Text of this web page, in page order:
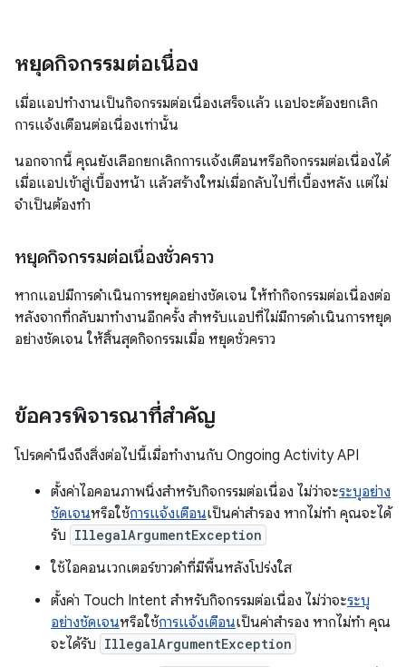
หยุดกิจกรรมต่อเนื่อง
เมื่อแอปทำงานเป็นกิจกรรมต่อเนื่องเสร็จแล้ว แอปจะต้องยกเลิก
การแจ้งเตือนต่อเนื่องเท่านั้น
นอกจากนี้ คุณยังเลือกยกเลิกการแจ้งเตือนหรือกิจกรรมต่อเนื่องได้
เมื่อแอปเข้าสู่เบื้องหน้า แล้วสร้างใหม่เมื่อกลับไปที่เบื้องหลัง แต่ไม่
จำเป็นต้องทำ
หยุดกิจกรรมต่อเนื่องชั่วคราว
หากแอปมีการดำเนินการหยุดอย่างชัดเจน ให้ทำกิจกรรมต่อเนื่องต่อ
หลังจากที่กลับมาทำงานอีกครั้ง สำหรับแอปที่ไม่มีการดำเนินการหยุด
อย่างชัดเจน ให้สิ้นสุดกิจกรรมเมื่อ หยุดชั่วคราว
ข้อควรพิจารณาที่สำคัญ
โปรดคำนึงถึงสิ่งต่อไปนี้เมื่อทำงานกับ Ongoing Activity API
ตั้งค่าไอคอนภาพนิ่งสำหรับกิจกรรมต่อเนื่อง ไม่ว่าจะระบุอย่าง
ชัดเจนหรือใช้การแจ้งเตือนเป็นค่าสำรอง หากไม่ทำ คุณจะได้
รับ IllegalArgumentException
ใช้ไอคอนเวกเตอร์ขาวดำที่มีพื้นหลังโปร่งใส
ตั้งค่า Touch Intent สำหรับกิจกรรมต่อเนื่อง ไม่ว่าจะระบุ
อย่างชัดเจนหรือใช้การแจ้งเตือนเป็นค่าสำรอง หากไม่ทำ คุณ
จะได้รับ IllegalArgumentException